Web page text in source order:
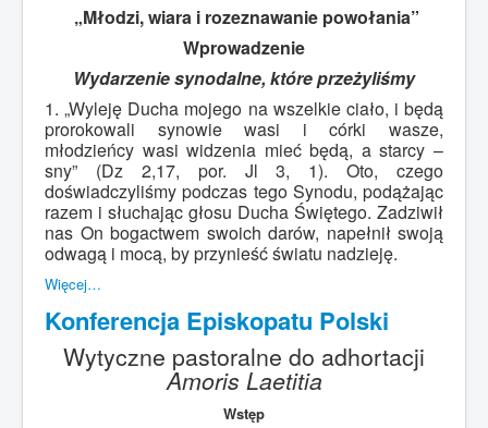
„Młodzi, wiara i rozeznawanie powołania”
Wprowadzenie
Wydarzenie synodalne, które przeżyliśmy
1. „Wyleję Ducha mojego na wszelkie ciało, i będą
prorokowali synowie wasi i córki wasze,
młodzieńcy wasi widzenia mieć będą, a starcy –
sny” (Dz 2,17, por. Jl 3, 1). Oto, czego
doświadczyliśmy podczas tego Synodu, podążając
razem i słuchając głosu Ducha Świętego. Zadziwił
nas On bogactwem swoich darów, napełnił swoją
odwagą i mocą, by przynieść światu nadzieję.
Więcej…
Konferencja Episkopatu Polski
Wytyczne pastoralne do adhortacji
Amoris Laetitia
Wstęp